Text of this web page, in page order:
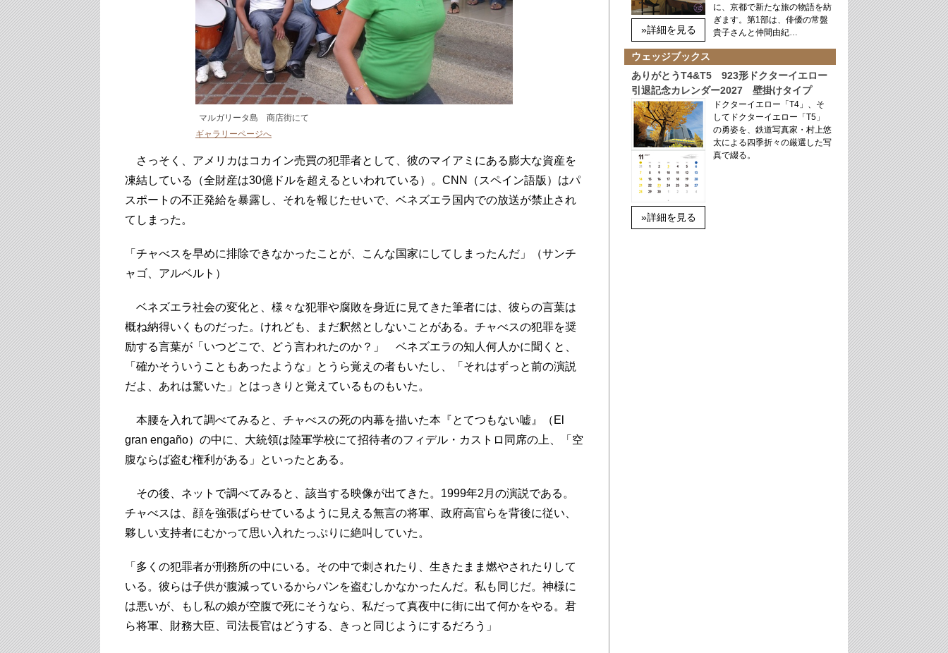
マルガリータ島 商店街にて
ギャラリーページへ
さっそく、アメリカはコカイン売買の犯罪者として、彼のマイアミにある膨大な資産を
凍結している（全財産は30億ドルを超えるといわれている）。CNN（スペイン語版）はパ
スポートの不正発給を暴露し、それを報じたせいで、ベネズエラ国内での放送が禁止され
てしまった。
「チャべスを早めに排除できなかったことが、こんな国家にしてしまったんだ」（サンチ
ャゴ、アルベルト）
ベネズエラ社会の変化と、様々な犯罪や腐敗を身近に見てきた筆者には、彼らの言葉は
概ね納得いくものだった。けれども、まだ釈然としないことがある。チャべスの犯罪を奨
励する言葉が「いつどこで、どう言われたのか？」 ベネズエラの知人何人かに聞くと、
「確かそういうこともあったような」とうら覚えの者もいたし、「それはずっと前の演説
だよ、あれは驚いた」とはっきりと覚えているものもいた。
本腰を入れて調べてみると、チャべスの死の内幕を描いた本『とてつもない嘘』（El
gran engaño）の中に、大統領は陸軍学校にて招待者のフィデル・カストロ同席の上、「空
腹ならば盗む権利がある」といったとある。
その後、ネットで調べてみると、該当する映像が出てきた。1999年2月の演説である。
チャべスは、顔を強張ばらせているように見える無言の将軍、政府高官らを背後に従い、
夥しい支持者にむかって思い入れたっぷりに絶叫していた。
「多くの犯罪者が刑務所の中にいる。その中で刺されたり、生きたまま燃やされたりして
いる。彼らは子供が腹減っているからパンを盗むしかなかったんだ。私も同じだ。神様に
は悪いが、もし私の娘が空腹で死にそうなら、私だって真夜中に街に出て何かをやる。君
ら将軍、財務大臣、司法長官はどうする、きっと同じようにするだろう」
»詳細を見る
に、京都で新たな旅の物語を紡
ぎます。第1部は、俳優の常盤
貴子さんと仲間由紀…
ウェッジブックス
ありがとうT4&T5 923形ドクターイエロー
引退記念カレンダー2027 壁掛けタイプ
»詳細を見る
ドクターイエロー「T4」、そ
してドクターイエロー「T5」
の勇姿を、鉄道写真家・村上悠
太による四季折々の厳選した写
真で綴る。